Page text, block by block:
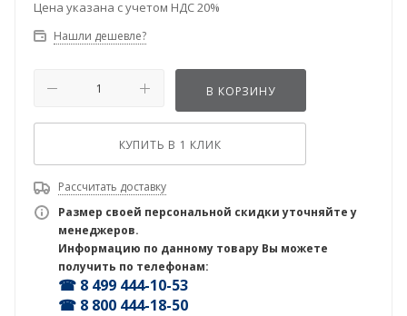
Цена указана с учетом НДС 20%
Нашли дешевле?
В КОРЗИНУ
КУПИТЬ В 1 КЛИК
Рассчитать доставку
Размер своей персональной скидки уточняйте у
менеджеров.
Информацию по данному товару Вы можете
получить по телефонам:
☎ 8 499 444-10-53
☎ 8 800 444-18-50